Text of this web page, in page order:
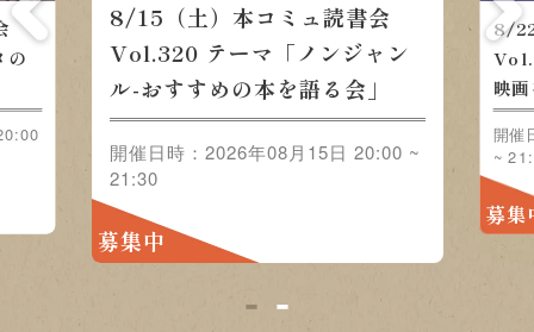
の
8/15（土）本コミュ読書会
Vol.320 テーマ「ノンジャン
ル-おすすめの本を語る会」
開催日時：2026年08月15日 20:00 ~
21:30
募集中
8/
映
開催
~
募集
1 2